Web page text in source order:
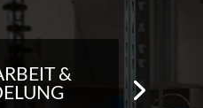
&